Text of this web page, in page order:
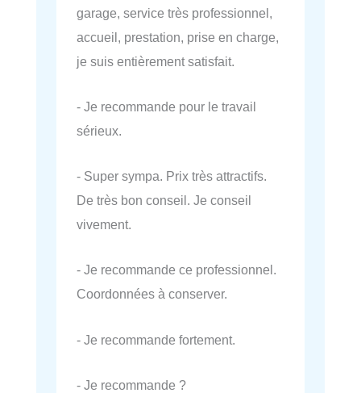
garage, service très professionnel,
accueil, prestation, prise en charge,
je suis entièrement satisfait.
- Je recommande pour le travail
sérieux.
- Super sympa. Prix très attractifs.
De très bon conseil. Je conseil
vivement.
- Je recommande ce professionnel.
Coordonnées à conserver.
- Je recommande fortement.
- Je recommande ?